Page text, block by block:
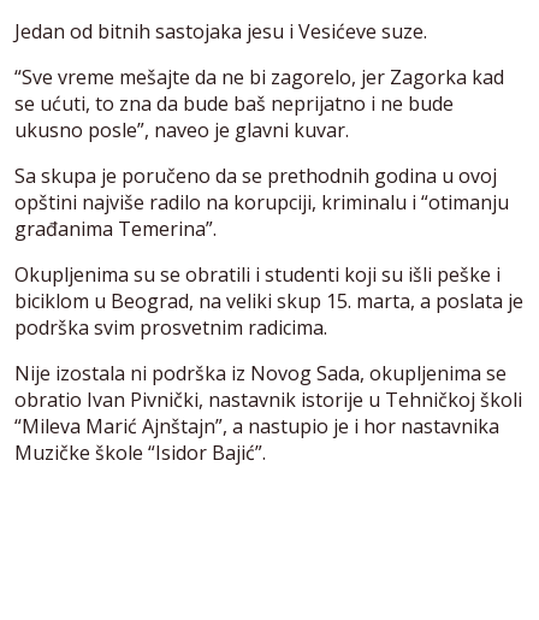
Jedan od bitnih sastojaka jesu i Vesićeve suze.
“Sve vreme mešajte da ne bi zagorelo, jer Zagorka kad
se ućuti, to zna da bude baš neprijatno i ne bude
ukusno posle”, naveo je glavni kuvar.
Sa skupa je poručeno da se prethodnih godina u ovoj
opštini najviše radilo na korupciji, kriminalu i “otimanju
građanima Temerina”.
Okupljenima su se obratili i studenti koji su išli peške i
biciklom u Beograd, na veliki skup 15. marta, a poslata je
podrška svim prosvetnim radicima.
Nije izostala ni podrška iz Novog Sada, okupljenima se
obratio Ivan Pivnički, nastavnik istorije u Tehničkoj školi
“Mileva Marić Ajnštajn”, a nastupio je i hor nastavnika
Muzičke škole “Isidor Bajić”.